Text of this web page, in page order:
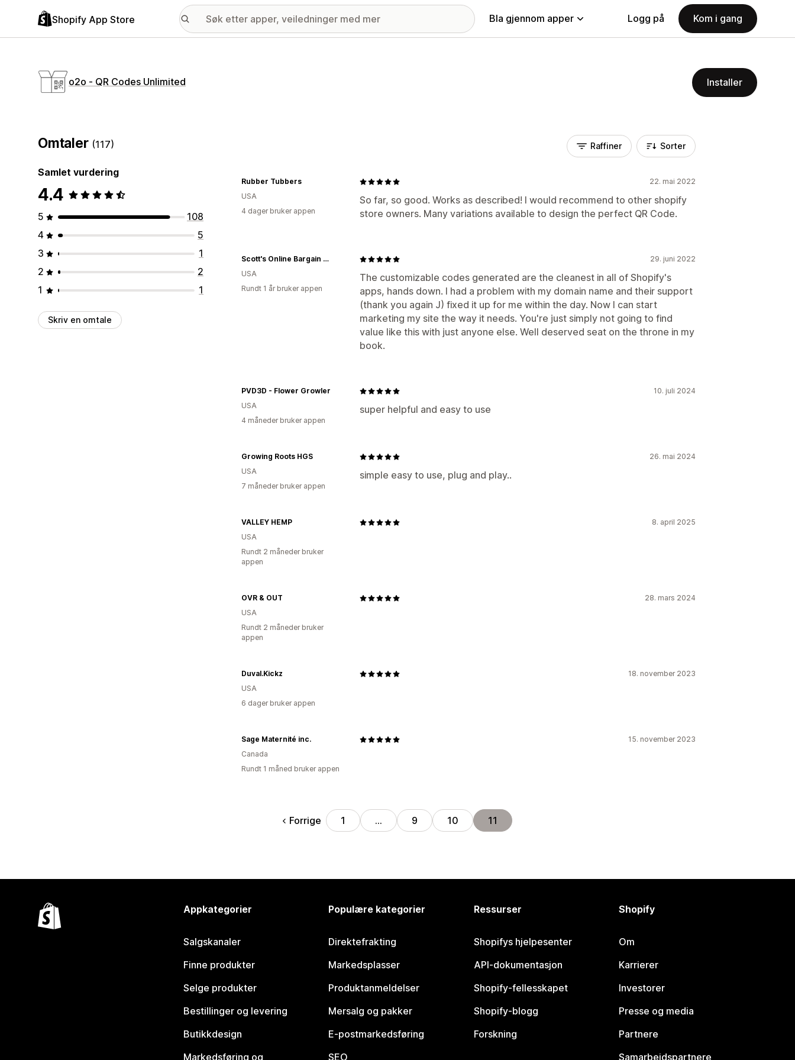
Shopify App Store Bla gjennom apper Logg på Kom i gang
o2o ‑ QR Codes Unlimited Installer
Omtaler (117)
Samlet vurdering
4.4
5
108
4
5
3
1
2
2
1
1
Skriv en omtale
Raffiner Sorter
22. mai 2022
So far, so good. Works as described! I would recommend to other shopify
store owners. Many variations available to design the perfect QR Code.
Rubber Tubbers
USA
4 dager bruker appen
29. juni 2022
The customizable codes generated are the cleanest in all of Shopify's
apps, hands down. I had a problem with my domain name and their support
(thank you again J) fixed it up for me within the day. Now I can start
marketing my site the way it needs. You're just simply not going to find
value like this with just anyone else. Well deserved seat on the throne in my
book.
Scott's Online Bargain Bin.
USA
Rundt 1 år bruker appen
10. juli 2024
super helpful and easy to use
PVD3D - Flower Growler
USA
4 måneder bruker appen
26. mai 2024
simple easy to use, plug and play..
Growing Roots HGS
USA
7 måneder bruker appen
8. april 2025
VALLEY HEMP
USA
Rundt 2 måneder bruker
appen
28. mars 2024
OVR & OUT
USA
Rundt 2 måneder bruker
appen
18. november 2023
Duval.Kickz
USA
6 dager bruker appen
15. november 2023
Sage Maternité inc.
Canada
Rundt 1 måned bruker appen
Forrige 1 … 9 10 11
Appkategorier
Salgskanaler
Finne produkter
Selge produkter
Bestillinger og levering
Butikkdesign
Markedsføring og
Populære kategorier
Direktefrakting
Markedsplasser
Produktanmeldelser
Mersalg og pakker
E-postmarkedsføring
SEO
Ressurser
Shopifys hjelpesenter
API-dokumentasjon
Shopify-fellesskapet
Shopify-blogg
Forskning
Shopify
Om
Karrierer
Investorer
Presse og media
Partnere
Samarbeidspartnere